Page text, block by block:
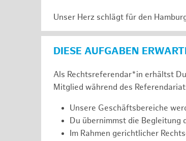
Unser Herz schlägt für den
DIESE AUFGABEN
Als Rechtsreferendar*in erhältst
Mitglied während des
Unsere Geschäftsbereiche
Du übernimmst die Begleitung
Im Rahmen gerichtlicher